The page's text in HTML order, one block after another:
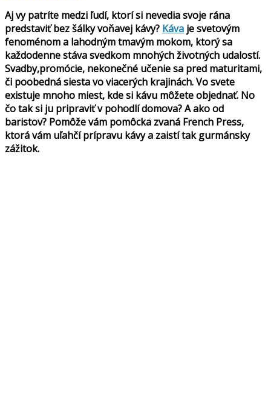
Aj vy patríte medzi ľudí, ktorí si nevedia svoje rána
predstaviť bez šálky voňavej kávy? Káva je svetovým
fenoménom a lahodným tmavým mokom, ktorý sa
každodenne stáva svedkom mnohých životných udalostí.
Svadby,promócie, nekonečné učenie sa pred maturitami,
či poobedná siesta vo viacerých krajinách. Vo svete
existuje mnoho miest, kde si kávu môžete objednať. No
čo tak si ju pripraviť v pohodlí domova? A ako od
baristov? Pomôže vám pomôcka zvaná French Press,
ktorá vám uľahčí prípravu kávy a zaistí tak gurmánsky
zážitok.